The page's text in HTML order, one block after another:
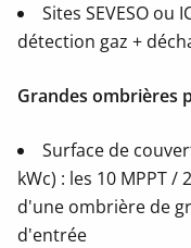
Sites SEVESO ou
détection gaz +
Grandes ombrières
Surface de
kWc) : les 10 MPPT
d'une ombrière de
d'entrée